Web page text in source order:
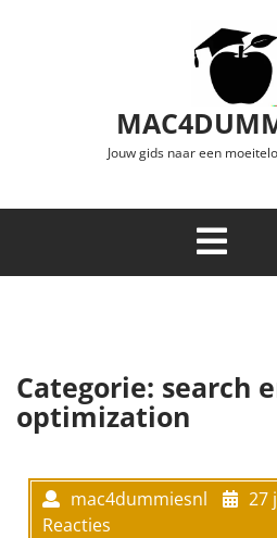
Jouw gids naar een
Openen
Categorie: search
optimization
mac4dummiesnl 27
Reacties